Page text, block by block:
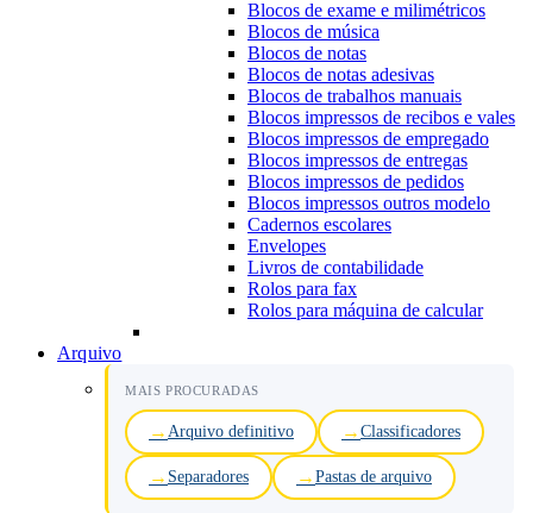
Blocos de exame e milimétricos
Blocos de música
Blocos de notas
Blocos de notas adesivas
Blocos de trabalhos manuais
Blocos impressos de recibos e vales
Blocos impressos de empregado
Blocos impressos de entregas
Blocos impressos de pedidos
Blocos impressos outros modelo
Cadernos escolares
Envelopes
Livros de contabilidade
Rolos para fax
Rolos para máquina de calcular
Arquivo
MAIS PROCURADAS
Arquivo definitivo Classificadores
Separadores Pastas de arquivo